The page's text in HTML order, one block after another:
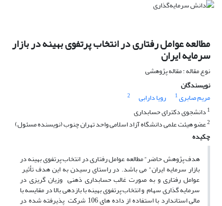
مطالعه عوامل رفتاری در انتخاب پرتفوی بهینه در بازار
سرمایه ایران
نوع مقاله : مقاله پژوهشی
نویسندگان
مریم صابری1 رویا دارابی
2
1 دانشجوی دکترای حسابداری
2عضو هیئت علمی دانشگاه آزاد اسلامی واحد تهران چنوب (نویسنده مسئول)
چکیده
هدف پژوهش حاضر" مطالعه عوامل رفتاری در انتخاب پرتفوی بهینه در
بازار سرمایه ایران" می باشد. در راستای رسیدن به این هدف تأثیر
عوامل رفتاری و به صورت غالب حسابداری ذهنی وزیان گریزی در
سرمایه گذاری سهام و انتخاب پرتفوی بهینه با بازدهی بالا در مقایسه با
مالی استاندارد با استفاده از داده های 106 شرکت پذیرفته شده در